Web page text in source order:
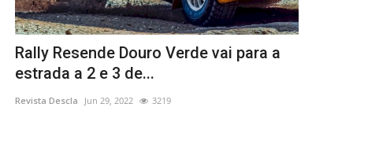
Rally Resende Douro Verde vai para a
estrada a 2 e 3 de...
Revista Descla Jun 29, 2022 3219